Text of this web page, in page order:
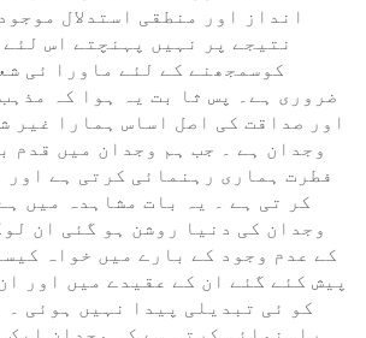
انداز اور منطقی استدلال
نتیجے پر نہیں پہنچتے اس
کوسمجھنے کے لئے ماورا ئی
ضروری ہے۔ پس ثا بت یہ ہوا کہ
اور صداقت کی اصل اساس ہمارا غیر
وجدان ہے ۔ جب ہم وجدان میں قدم
فطرت ہماری رہنمائی کرتی ہے اور
کر تی ہے ۔ یہ بات مشاہدہ میں
وجدان کی دنیا روشن ہو گئی ان
کے عدم وجود کے بارے میں خواہ
پیش کئے گئے ان کے عقیدے میں اور
کو ئی تبدیلی پیدا نہیں ہوئی ۔
راہنمائی کرتی ہے کہ وجدان ایک